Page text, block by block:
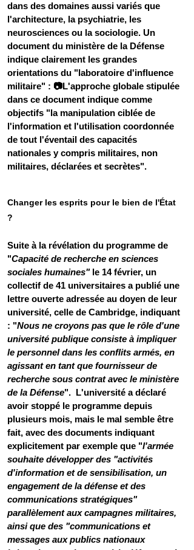
dans des domaines aussi variés que
l'architecture, la psychiatrie, les
neurosciences ou la sociologie. Un
document du ministère de la Défense
indique clairement les grandes
orientations du "laboratoire d'influence
militaire" : 📷L'approche globale stipulée
dans ce document indique comme
objectifs "la manipulation ciblée de
l'information et l'utilisation coordonnée
de tout l'éventail des capacités
nationales y compris militaires, non
militaires, déclarées et secrètes".
Changer les esprits pour le bien de l'État
?
Suite à la révélation du programme de
"Capacité de recherche en sciences
sociales humaines" le 14 février, un
collectif de 41 universitaires a publié une
lettre ouverte adressée au doyen de leur
université, celle de Cambridge, indiquant
: "Nous ne croyons pas que le rôle d'une
université publique consiste à impliquer
le personnel dans les conflits armés, en
agissant en tant que fournisseur de
recherche sous contrat avec le ministère
de la Défense".  L'université a déclaré
avoir stoppé le programme depuis
plusieurs mois, mais le mal semble être
fait, avec des documents indiquant
explicitement par exemple que "l'armée
souhaite développer des "activités
d'information et de sensibilisation, un
engagement de la défense et des
communications stratégiques"
parallèlement aux campagnes militaires,
ainsi que des "communications et
messages aux publics nationaux